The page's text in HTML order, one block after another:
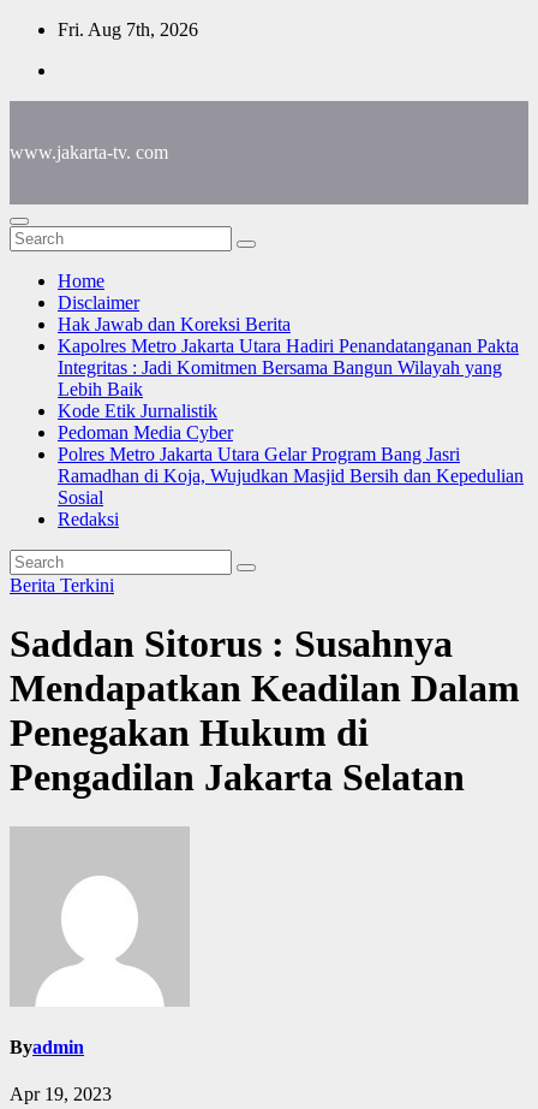
Skip
content
Fri. Aug 7th, 2026
www.jakarta-tv. com
Home
Disclaimer
Hak Jawab dan Koreksi Berita
Kapolres Metro Jakarta Utara Hadiri Penandatanganan Pakta
Integritas : Jadi Komitmen Bersama Bangun Wilayah yang
Lebih Baik
Kode Etik Jurnalistik
Pedoman Media Cyber
Polres Metro Jakarta Utara Gelar Program Bang Jasri
Ramadhan di Koja, Wujudkan Masjid Bersih dan Kepedulian
Sosial
Redaksi
Berita Terkini
Saddan Sitorus : Susahnya
Mendapatkan Keadilan Dalam
Penegakan Hukum di
Pengadilan Jakarta Selatan
Byadmin
Apr 19, 2023